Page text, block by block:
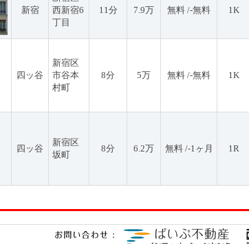
新宿
西新宿6
丁目
11分 7.9万 無料 /-無料 1K
四ッ谷
新宿区
市谷本
村町
8分 5万 無料 /-無料 1K
四ッ谷
新宿区
坂町
8分 6.2万 無料 /-1ヶ月 1R